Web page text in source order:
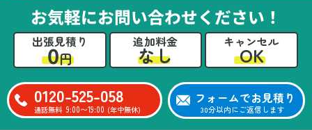
いても教えていただき、
今後の片付けにも役立つ
知識が増えました。また
何かあれば、ぜひお願い
心のこもったサービスを
ありがとうございまし
た。
お気軽にお問い合わせください！
出張見積り
0円
追加料金
なし
キャンセル
OK
0120-525-058
通話無料 9:00〜19:00 (年中無休)
フォームでお見積り
30分以内にご返信します